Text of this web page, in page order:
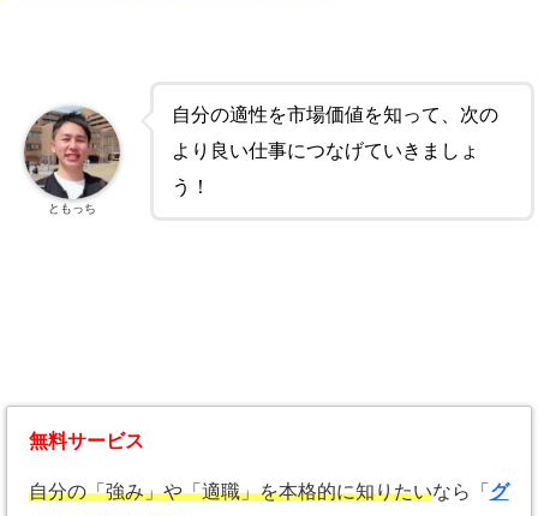
自分の適性を市場価値を知って、次の
より良い仕事につなげていきましょ
う！
ともっち
無料サービス
自分の「強み」や「適職」を本格的に知りたいなら「 グ